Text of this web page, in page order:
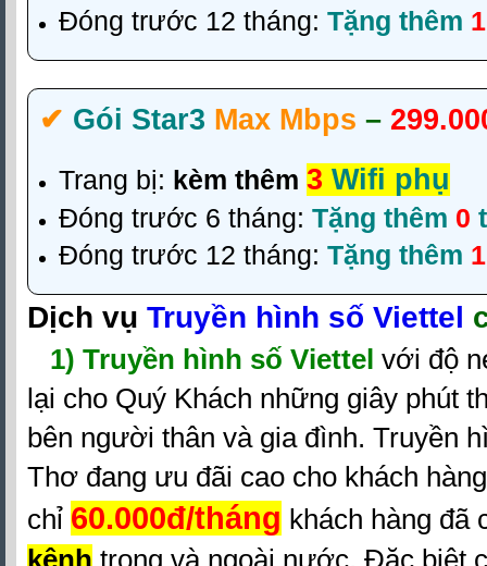
Đóng trước 12 tháng: Tặng thêm
✔‎ Gói Star3 Max Mbps –
Trang bị: kèm thêm 3 Wifi phụ
Đóng trước 6 tháng: Tặng thêm 0
Đóng trước 12 tháng: Tặng thêm
Dịch vụ Truyền hình số Viettel
1) Truyền hình số Viettel với độ
lại cho Quý Khách những giây phút
bên người thân và gia đình. Truyền
Thơ đang ưu đãi cao cho khách
chỉ 60.000đ/tháng khách hàng đã
kênh trong và ngoài nước. Đặc biệt